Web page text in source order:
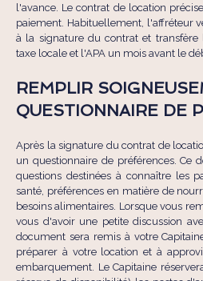
l'avance. Le contrat de location
paiement. Habituellement, l'affréteur
à la signature du contrat et transfère
taxe locale et l'APA un mois avant le
REMPLIR
QUESTIONNAIRE DE
Après la signature du contrat de
un questionnaire de préférences. Ce
questions destinées à connaître les
santé, préférences en matière de
besoins alimentaires. Lorsque vous
vous d'avoir une petite discussion
document sera remis à votre
préparer à votre location et à
embarquement. Le Capitaine